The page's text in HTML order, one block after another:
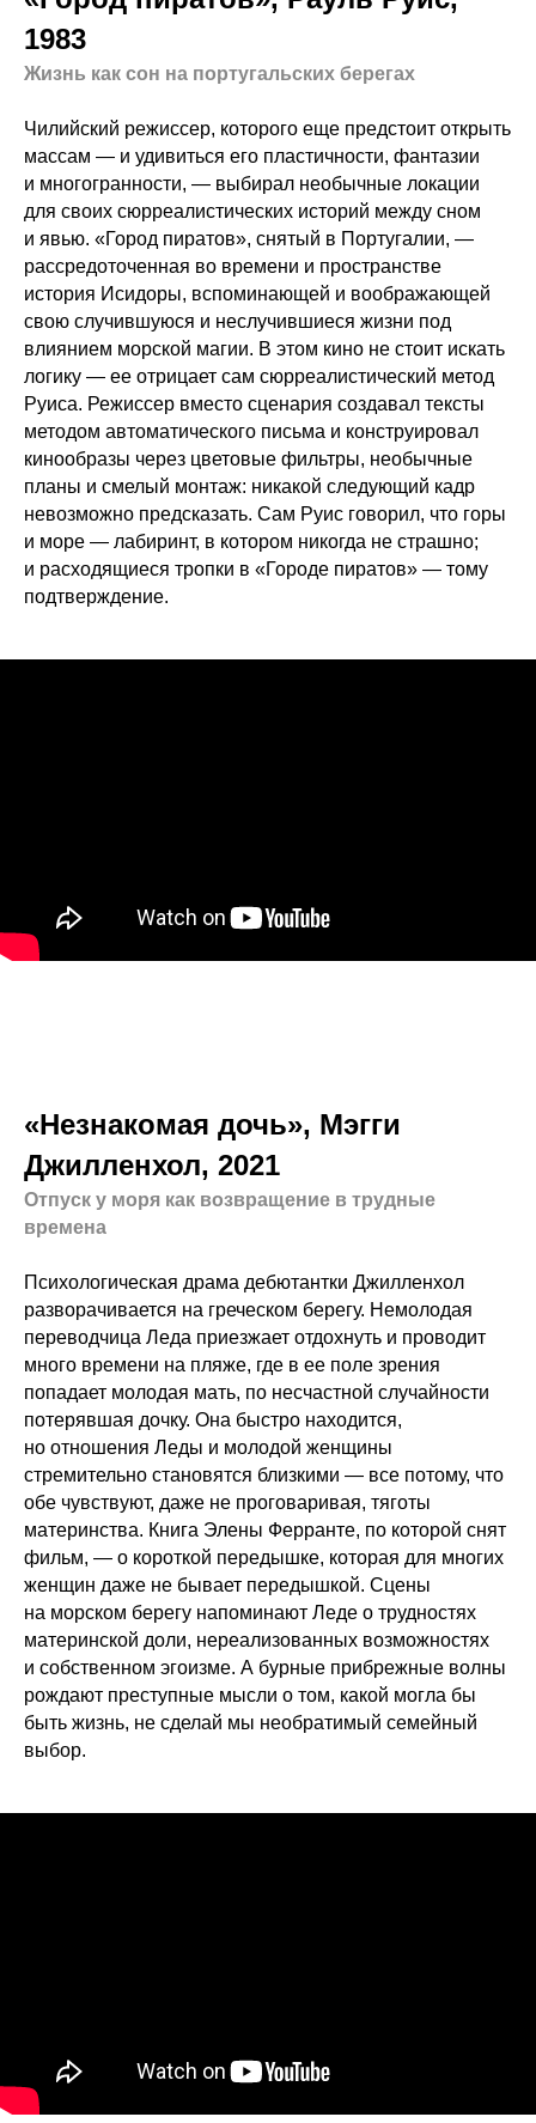
1983
Жизнь как сон на португальских берегах
Чилийский режиссер, которого еще предстоит открыть
массам — и удивиться его пластичности, фантазии
и многогранности, — выбирал необычные локации
для своих сюрреалистических историй между сном
и явью. «Город пиратов», снятый в Португалии, —
рассредоточенная во времени и пространстве
история Исидоры, вспоминающей и воображающей
свою случившуюся и неслучившиеся жизни под
влиянием морской магии. В этом кино не стоит искать
логику — ее отрицает сам сюрреалистический метод
Руиса. Режиссер вместо сценария создавал тексты
методом автоматического письма и конструировал
кинообразы через цветовые фильтры, необычные
планы и смелый монтаж: никакой следующий кадр
невозможно предсказать. Сам Руис говорил, что горы
и море — лабиринт, в котором никогда не страшно;
и расходящиеся тропки в «Городе пиратов» — тому
подтверждение.
«Незнакомая дочь», Мэгги
Джилленхол, 2021
Отпуск у моря как возвращение в трудные
времена
Психологическая драма дебютантки Джилленхол
разворачивается на греческом берегу. Немолодая
переводчица Леда приезжает отдохнуть и проводит
много времени на пляже, где в ее поле зрения
попадает молодая мать, по несчастной случайности
потерявшая дочку. Она быстро находится,
но отношения Леды и молодой женщины
стремительно становятся близкими — все потому, что
обе чувствуют, даже не проговаривая, тяготы
материнства. Книга Элены Ферранте, по которой снят
фильм, — о короткой передышке, которая для многих
женщин даже не бывает передышкой. Сцены
на морском берегу напоминают Леде о трудностях
материнской доли, нереализованных возможностях
и собственном эгоизме. А бурные прибрежные волны
рождают преступные мысли о том, какой могла бы
быть жизнь, не сделай мы необратимый семейный
выбор.